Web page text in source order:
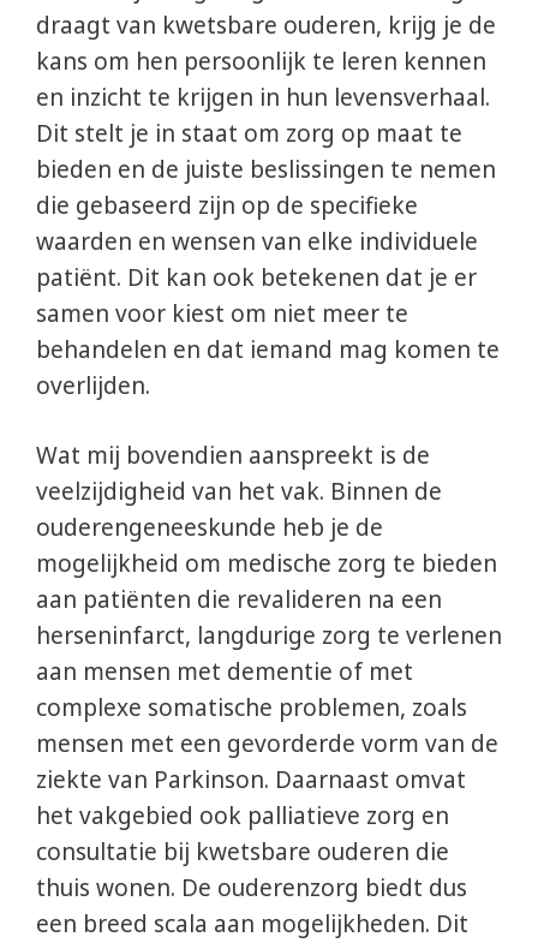
draagt van kwetsbare ouderen, krijg je de
kans om hen persoonlijk te leren kennen
en inzicht te krijgen in hun levensverhaal.
Dit stelt je in staat om zorg op maat te
bieden en de juiste beslissingen te nemen
die gebaseerd zijn op de specifieke
waarden en wensen van elke individuele
patiënt. Dit kan ook betekenen dat je er
samen voor kiest om niet meer te
behandelen en dat iemand mag komen te
overlijden.
Wat mij bovendien aanspreekt is de
veelzijdigheid van het vak. Binnen de
ouderengeneeskunde heb je de
mogelijkheid om medische zorg te bieden
aan patiënten die revalideren na een
herseninfarct, langdurige zorg te verlenen
aan mensen met dementie of met
complexe somatische problemen, zoals
mensen met een gevorderde vorm van de
ziekte van Parkinson. Daarnaast omvat
het vakgebied ook palliatieve zorg en
consultatie bij kwetsbare ouderen die
thuis wonen. De ouderenzorg biedt dus
een breed scala aan mogelijkheden. Dit